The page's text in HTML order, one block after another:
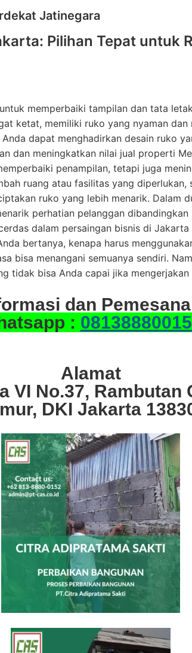
Jatinegara
Pilihan Tepat untuk
memperbaiki tampilan dan tata
ketat, memiliki ruko yang nyaman dan
dapat menghadirkan desain ruko
dan meningkatkan nilai jual properti
penampilan, tetapi juga
ruang atau fasilitas yang diperlukan,
ruko yang lebih menarik. Dalam
perhatian pelanggan
dalam persaingan bisnis di Jakarta
bertanya, kenapa harus
bisa menangani semuanya sendiri.
tidak bisa Anda capai jika mengerjakan
dan
:
Alamat
VI No.37,
DKI Jakarta